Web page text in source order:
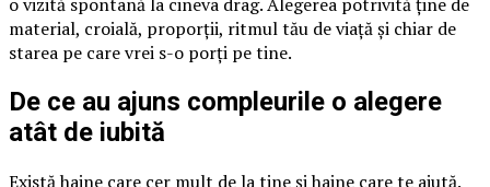
o vizită spontană la cineva drag. Alegerea potrivită ține de
material, croială, proporții, ritmul tău de viață și chiar de
starea pe care vrei s-o porți pe tine.
De ce au ajuns compleurile o alegere
atât de iubită
Există haine care cer mult de la tine și haine care te ajută.